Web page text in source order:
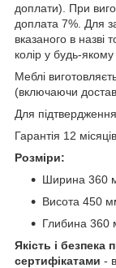
доплати). При
доплата 7%. Для
вказаного в
колір у будь-
Меблі
(включаючи
Для
Гарантія 12 місяців.
Розміри:
Ширина 360
Висота 450
Глибина 360
Якість і безпека
сертифікатами -